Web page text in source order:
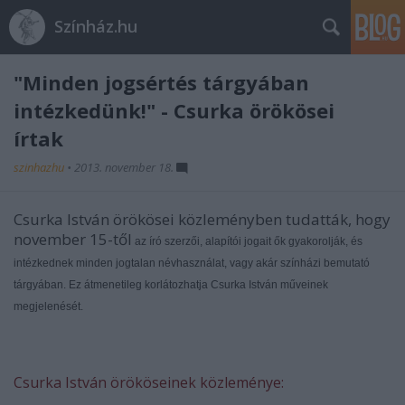
Színház.hu
"Minden jogsértés tárgyában
intézkedünk!" - Csurka örökösei
írtak
szinhazhu • 2013. november 18.
Csurka István örökösei közleményben tudatták, hogy
november 15-től az író szerzői, alapítói jogait ők gyakorolják, és
intézkednek minden jogtalan névhasználat, vagy akár színházi bemutató
tárgyában. Ez átmenetileg korlátozhatja Csurka István műveinek
megjelenését.
Csurka István örököseinek közleménye: